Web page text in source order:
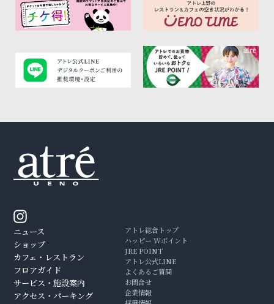
ニュース
ショップ
カフェ・レストラン
フロアガイド
サービス・施設案内
アクセス・パーキング
アトレ総合トップ
ハッピー Wポイント
JRE POINT
アトレ公式LINE
よくあるご質問
お問合せ
企業情報